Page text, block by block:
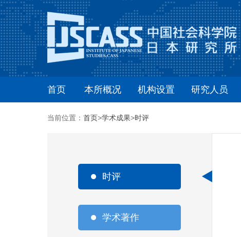
首页 本所概况 机构设置 研究人员
当前位置： 首页>学术成果>时评
时评
学术著作